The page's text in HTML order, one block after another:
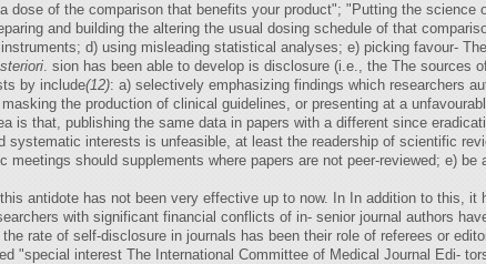
dose of the comparison that benefits your product"; "Putting the science
and building the altering the usual dosing schedule of that
d) using misleading statistical analyses; e) picking favour-
. sion has been able to develop is disclosure (i.e., the The sources
by include(12): a) selectively emphasizing findings which researchers
the production of clinical guidelines, or presenting at a
is that, publishing the same data in papers with a different since
interests is unfeasible, at least the readership of scientific
should supplements where papers are not peer-reviewed; e)
antidote has not been very effective up to now. In In addition to this, it
with significant financial conflicts of in- senior journal authors
rate of self-disclosure in journals has been their role of referees or
"special interest The International Committee of Medical Journal Edi-